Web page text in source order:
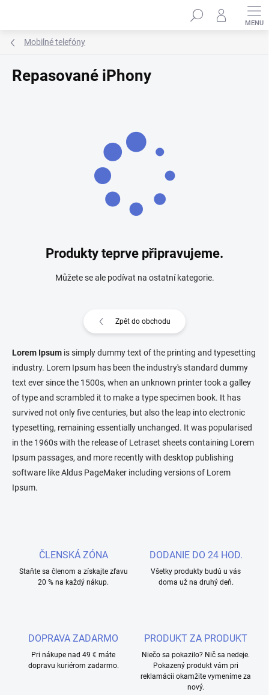
Hledat
Mobilné telefóny
Repasované iPhony
Produkty teprve připravujeme.
Můžete se ale podívat na ostatní kategorie.
Zpět do obchodu
Lorem Ipsum is simply dummy text of the printing and typesetting
industry. Lorem Ipsum has been the industry's standard dummy
text ever since the 1500s, when an unknown printer took a galley
of type and scrambled it to make a type specimen book. It has
survived not only five centuries, but also the leap into electronic
typesetting, remaining essentially unchanged. It was popularised
in the 1960s with the release of Letraset sheets containing Lorem
Ipsum passages, and more recently with desktop publishing
software like Aldus PageMaker including versions of Lorem
Ipsum.
ČLENSKÁ ZÓNA
Staňte sa členom a získajte zľavu
20 % na každý nákup.
DODANIE DO 24 HOD.
Všetky produkty budú u vás
doma už na druhý deň.
DOPRAVA ZADARMO
Pri nákupe nad 49 € máte
dopravu kuriérom zadarmo.
PRODUKT ZA PRODUKT
Niečo sa pokazilo? Nič sa nedeje.
Pokazený produkt vám pri
reklamácii okamžite vymeníme za
nový.